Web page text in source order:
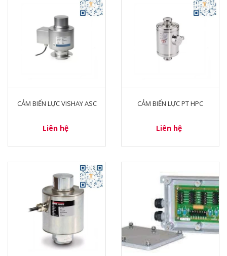
CẢM BIẾN LỰC VISHAY ASC
Liên hệ
CẢM BIẾN LỰC PT HPC
Liên hệ